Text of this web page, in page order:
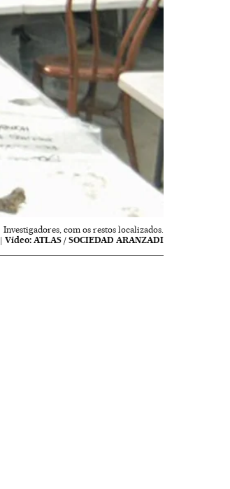
Investigadores, com os restos localizados.
|Vídeo: ATLAS / SOCIEDAD ARANZADI